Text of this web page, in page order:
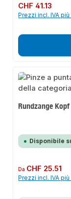
Prezzo normale:
CHF 41.13
Prezzi incl. IVA
Rundzange
Disponibile
Prezzo normale:
Da CHF 25.51
Prezzi incl. IVA